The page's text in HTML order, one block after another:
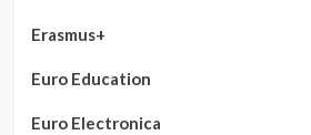
Erasmus+
Euro Education
Euro Electronica